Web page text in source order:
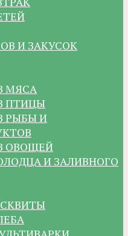
И ЗАКУСОК
МЯСА
ПТИЦЫ
РЫБЫ И
ОВОЩЕЙ
И ЗАЛИВНОГО